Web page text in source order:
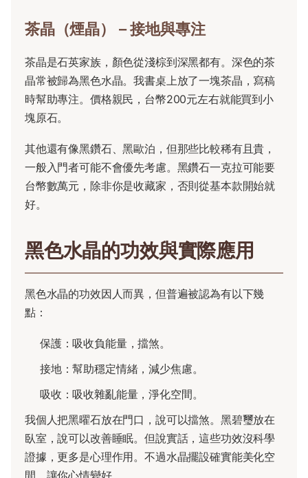
茶晶（煙晶） – 接地與專注
茶晶是石英家族，顏色從淺棕到深黑都有。深色的茶
晶常被歸為黑色水晶。我書桌上放了一塊茶晶，寫稿
時幫助專注。價格親民，台幣200元左右就能買到小
塊原石。
其他還有像黑鑽石、黑歐泊，但那些比較稀有且貴，
一般入門者可能不會優先考慮。黑鑽石一克拉可能要
台幣數萬元，除非你是收藏家，否則從基本款開始就
好。
黑色水晶的功效與實際應用
黑色水晶的功效因人而異，但普遍被認為有以下幾
點：
保護：吸收負能量，擋煞。
接地：幫助穩定情緒，減少焦慮。
吸收：吸收雜亂能量，淨化空間。
我個人把黑曜石放在門口，說可以擋煞。黑碧璽放在
臥室，說可以改善睡眠。但說實話，這些功效沒科學
證據，更多是心理作用。不過水晶擺設確實能美化空
間，讓你心情變好。